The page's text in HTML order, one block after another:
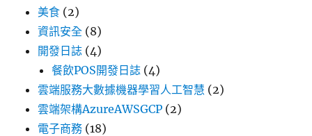
美食 (2)
資訊安全 (8)
開發日誌 (4)
餐飲POS開發日誌 (4)
雲端服務大數據機器學習人工智慧 (2)
雲端架構AzureAWSGCP (2)
電子商務 (18)